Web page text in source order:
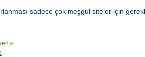
sadece çok meşgul siteler için